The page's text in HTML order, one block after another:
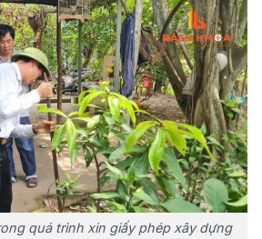
quá trình xin giấy phép xây dựng